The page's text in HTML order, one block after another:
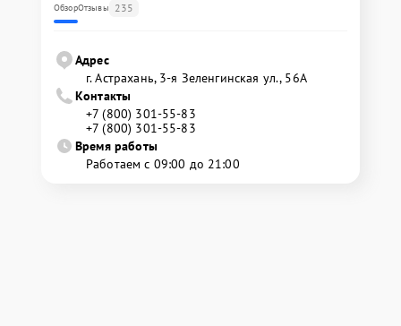
ОбзорОтзывы 235
Адрес
г. Астрахань, 3-я Зеленгинская ул., 56А
Контакты
+7 (800) 301-55-83
+7 (800) 301-55-83
Время работы
Работаем с 09:00 до 21:00